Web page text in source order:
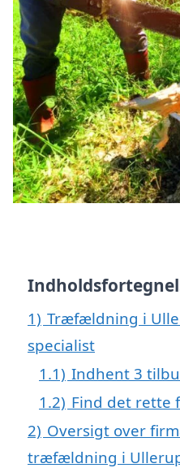
1) Træfældning i
specialist
1.1) Indhent 3
1.2) Find det rette
2) Oversigt over
træfældning i